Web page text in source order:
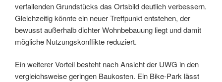
verfallenden Grundstücks das Ortsbild deutlich verbessern.
Gleichzeitig könnte ein neuer Treffpunkt entstehen, der
bewusst außerhalb dichter Wohnbebauung liegt und damit
mögliche Nutzungskonflikte reduziert.
Ein weiterer Vorteil besteht nach Ansicht der UWG in den
vergleichsweise geringen Baukosten. Ein Bike-Park lässt